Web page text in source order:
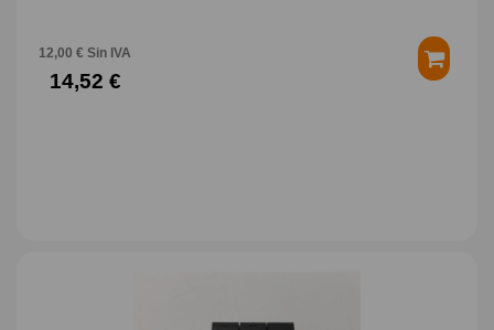
12,00 € Sin IVA
14,52 €